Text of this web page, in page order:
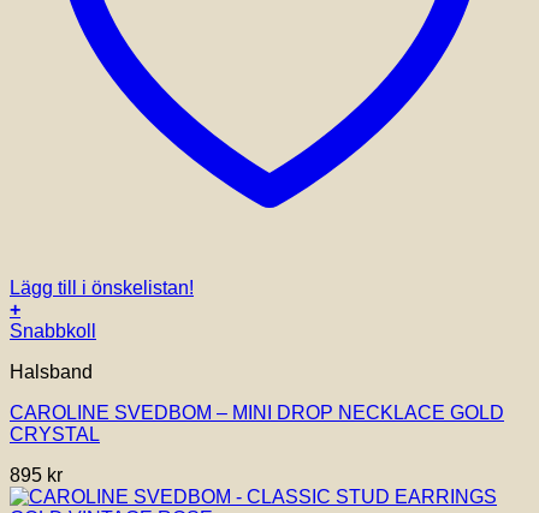
Lägg till i önskelistan!
+
Snabbkoll
Halsband
CAROLINE SVEDBOM – MINI DROP NECKLACE GOLD
CRYSTAL
895 kr